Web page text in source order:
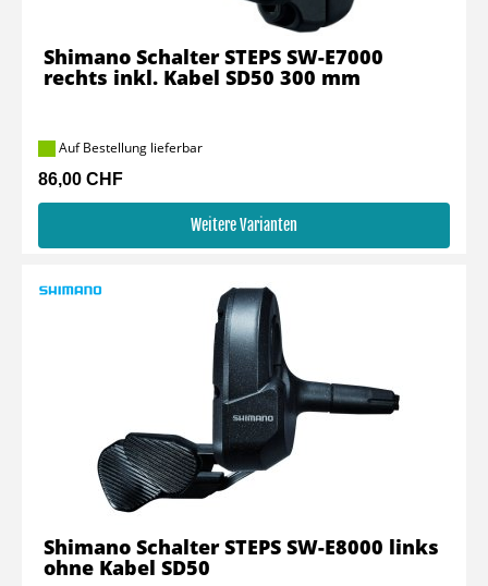
Auf Bestellung lieferbar
86,00 CHF
Weitere Varianten
Shimano Schalter STEPS SW-E7000
rechts inkl. Kabel SD50 300 mm
Shimano Schalter STEPS SW-E8000 links
ohne Kabel SD50